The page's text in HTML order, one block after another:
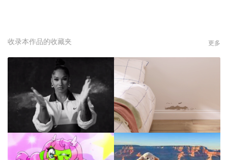
收录本作品的收藏夹 更多